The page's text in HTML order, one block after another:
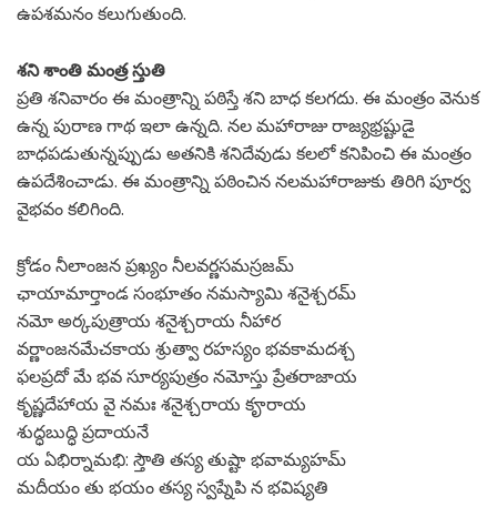
ఉపశమనం కలుగుతుంది.
శని శాంతి మంత్ర స్తుతి
ప్రతి శనివారం ఈ మంత్రాన్ని పఠిస్తే శని బాధ కలగదు. ఈ మంత్రం వెనుక
ఉన్న పురాణ గాథ ఇలా ఉన్నది. నల మహారాజు రాజ్యభ్రష్టుడై
బాధపడుతున్నప్పుడు అతనికి శనిదేవుడు కలలో కనిపించి ఈ మంత్రం
ఉపదేశించాడు. ఈ మంత్రాన్ని పఠించిన నలమహారాజుకు తిరిగి పూర్వ
వైభవం కలిగింది.
క్రోడం నీలాంజన ప్రఖ్యం నీలవర్ణసమస్రజమ్
ఛాయామార్తాండ సంభూతం నమస్యామి శనైశ్చరమ్
నమో అర్కపుత్రాయ శనైశ్చరాయ నీహార
వర్ణాంజనమేచకాయ శ్రుత్వా రహస్యం భవకామదశ్చ
ఫలప్రదో మే భవ సూర్యపుత్రం నమోస్తు ప్రేతరాజాయ
కృష్ణదేహాయ వై నమః శనైశ్చరాయ కౄరాయ
శుద్ధబుద్ధి ప్రదాయనే
య ఏభిర్నామభి: స్తౌతి తస్య తుష్టా భవామ్యహమ్
మదీయం తు భయం తస్య స్వప్నేపి న భవిష్యతి